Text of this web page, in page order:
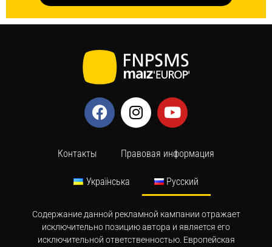
Контакты Правовая информация
Українська Русский
Содержание данной рекламной кампании отражает
исключительно позицию автора и является его
исключительной ответственностью. Европейская